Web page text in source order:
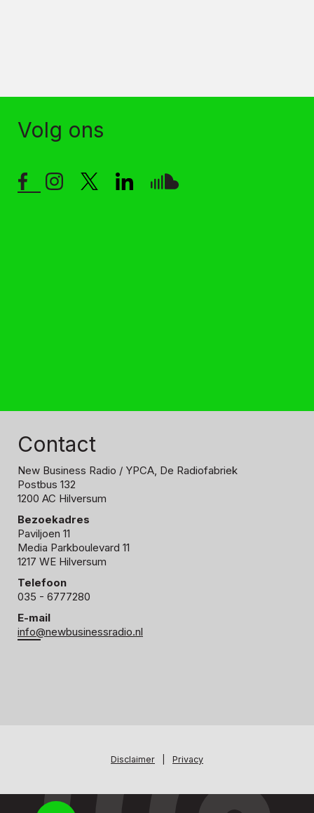
Volg ons
Contact
New Business Radio / YPCA, De Radiofabriek
Postbus 132
1200 AC Hilversum
Bezoekadres
Paviljoen 11
Media Parkboulevard 11
1217 WE Hilversum
Telefoon
035 - 6777280
E-mail
info@newbusinessradio.nl
Disclaimer Privacy